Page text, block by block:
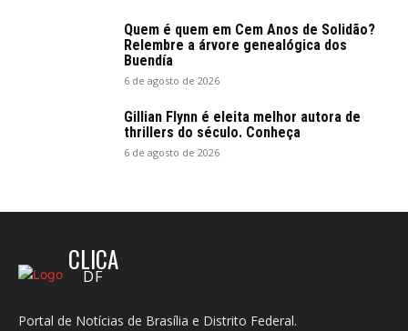
Quem é quem em Cem Anos de Solidão?
Relembre a árvore genealógica dos
Buendía
6 de agosto de 2026
Gillian Flynn é eleita melhor autora de
thrillers do século. Conheça
6 de agosto de 2026
CLICA
DF
Portal de Notícias de Brasília e Distrito Federal.